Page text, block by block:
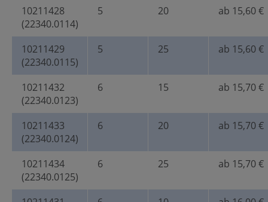
10211428
(22340.0114)
5 20 ab 15,60 €
10211429
(22340.0115)
5 25 ab 15,60 €
10211432
(22340.0123)
6 15 ab 15,70 €
10211433
(22340.0124)
6 20 ab 15,70 €
10211434
(22340.0125)
6 25 ab 15,70 €